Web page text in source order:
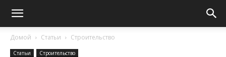
Домой Статьи Строительство
Статьи Строительство